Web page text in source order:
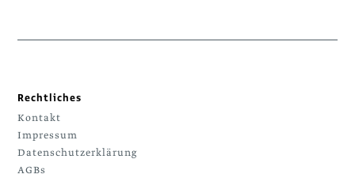
Rechtliches
Kontakt
Impressum
Datenschutzerklärung
AGBs